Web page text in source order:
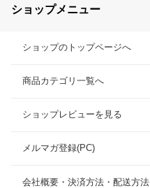
ショップメニュー
ショップのトップページへ
商品カテゴリ一覧へ
ショップレビューを見る
メルマガ登録(PC)
会社概要・決済方法・配送方法